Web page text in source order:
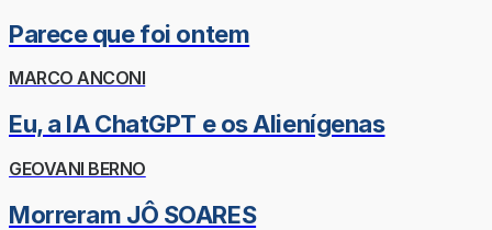
Parece que foi ontem
MARCO ANCONI
Eu, a IA ChatGPT e os Alienígenas
GEOVANI BERNO
Morreram JÔ SOARES